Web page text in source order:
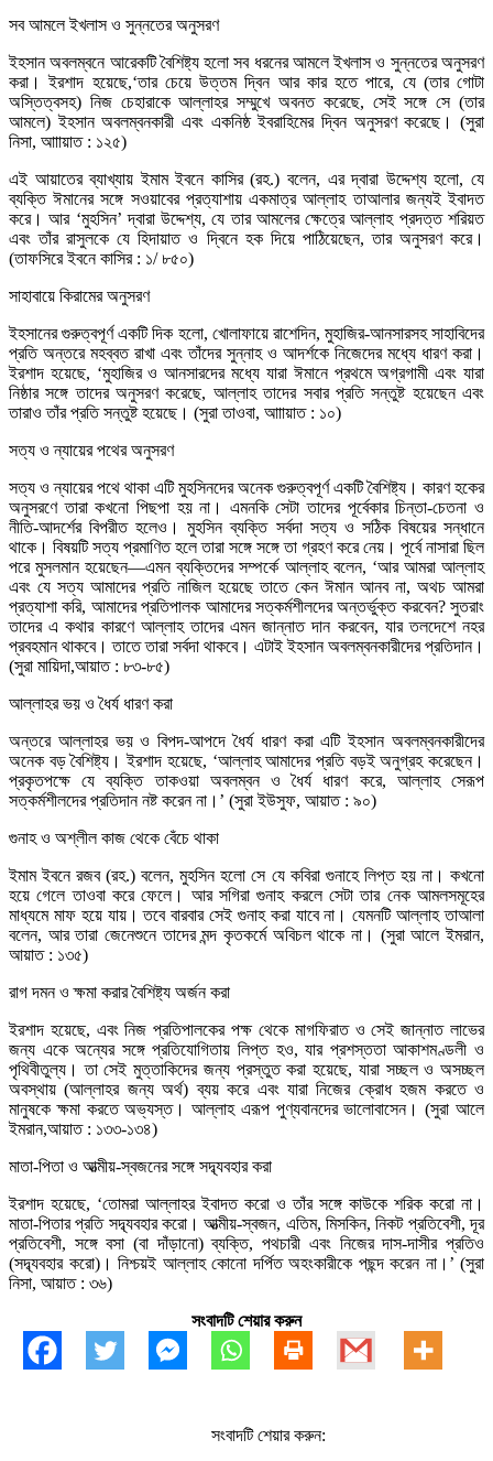
সব আমলে ইখলাস ও সুন্নতের অনুসরণ
ইহসান অবলম্বনে আরেকটি বৈশিষ্ট্য হলো সব ধরনের আমলে ইখলাস ও সুন্নতের অনুসরণ
করা। ইরশাদ হয়েছে,‘তার চেয়ে উত্তম দ্বিন আর কার হতে পারে, যে (তার গোটা
অস্তিত্বসহ) নিজ চেহারাকে আল্লাহর সম্মুখে অবনত করেছে, সেই সঙ্গে সে (তার
আমলে) ইহসান অবলম্বনকারী এবং একনিষ্ঠ ইবরাহিমের দ্বিন অনুসরণ করেছে। (সুরা
নিসা, আাায়াত : ১২৫)
এই আয়াতের ব্যাখ্যায় ইমাম ইবনে কাসির (রহ.) বলেন, এর দ্বারা উদ্দেশ্য হলো, যে
ব্যক্তি ঈমানের সঙ্গে সওয়াবের প্রত্যাশায় একমাত্র আল্লাহ তাআলার জন্যই ইবাদত
করে। আর ‘মুহসিন’ দ্বারা উদ্দেশ্য, যে তার আমলের ক্ষেত্রে আল্লাহ প্রদত্ত শরিয়ত
এবং তাঁর রাসুলকে যে হিদায়াত ও দ্বিনে হক দিয়ে পাঠিয়েছেন, তার অনুসরণ করে।
(তাফসিরে ইবনে কাসির : ১/ ৮৫০)
সাহাবায়ে কিরামের অনুসরণ
ইহসানের গুরুত্বপূর্ণ একটি দিক হলো, খোলাফায়ে রাশেদিন, মুহাজির-আনসারসহ সাহাবিদের
প্রতি অন্তরে মহব্বত রাখা এবং তাঁদের সুন্নাহ ও আদর্শকে নিজেদের মধ্যে ধারণ করা।
ইরশাদ হয়েছে, ‘মুহাজির ও আনসারদের মধ্যে যারা ঈমানে প্রথমে অগ্রগামী এবং যারা
নিষ্ঠার সঙ্গে তাদের অনুসরণ করেছে, আল্লাহ তাদের সবার প্রতি সন্তুষ্ট হয়েছেন এবং
তারাও তাঁর প্রতি সন্তুষ্ট হয়েছে। (সুরা তাওবা, আাায়াত : ১০)
সত্য ও ন্যায়ের পথের অনুসরণ
সত্য ও ন্যায়ের পথে থাকা এটি মুহসিনদের অনেক গুরুত্বপূর্ণ একটি বৈশিষ্ট্য। কারণ হকের
অনুসরণে তারা কখনো পিছপা হয় না। এমনকি সেটা তাদের পূর্বেকার চিন্তা-চেতনা ও
নীতি-আদর্শের বিপরীত হলেও। মুহসিন ব্যক্তি সর্বদা সত্য ও সঠিক বিষয়ের সন্ধানে
থাকে। বিষয়টি সত্য প্রমাণিত হলে তারা সঙ্গে সঙ্গে তা গ্রহণ করে নেয়। পূর্বে নাসারা ছিল
পরে মুসলমান হয়েছেন—এমন ব্যক্তিদের সম্পর্কে আল্লাহ বলেন, ‘আর আমরা আল্লাহ
এবং যে সত্য আমাদের প্রতি নাজিল হয়েছে তাতে কেন ঈমান আনব না, অথচ আমরা
প্রত্যাশা করি, আমাদের প্রতিপালক আমাদের সত্কর্মশীলদের অন্তর্ভুক্ত করবেন? সুতরাং
তাদের এ কথার কারণে আল্লাহ তাদের এমন জান্নাত দান করবেন, যার তলদেশে নহর
প্রবহমান থাকবে। তাতে তারা সর্বদা থাকবে। এটাই ইহসান অবলম্বনকারীদের প্রতিদান।
(সুরা মায়িদা,আয়াত : ৮৩-৮৫)
আল্লাহর ভয় ও ধৈর্য ধারণ করা
অন্তরে আল্লাহর ভয় ও বিপদ-আপদে ধৈর্য ধারণ করা এটি ইহসান অবলম্বনকারীদের
অনেক বড় বৈশিষ্ট্য। ইরশাদ হয়েছে, ‘আল্লাহ আমাদের প্রতি বড়ই অনুগ্রহ করেছেন।
প্রকৃতপক্ষে যে ব্যক্তি তাকওয়া অবলম্বন ও ধৈর্য ধারণ করে, আল্লাহ সেরূপ
সত্কর্মশীলদের প্রতিদান নষ্ট করেন না।’ (সুরা ইউসুফ, আয়াত : ৯০)
গুনাহ ও অশ্লীল কাজ থেকে বেঁচে থাকা
ইমাম ইবনে রজব (রহ.) বলেন, মুহসিন হলো সে যে কবিরা গুনাহে লিপ্ত হয় না। কখনো
হয়ে গেলে তাওবা করে ফেলে। আর সগিরা গুনাহ করলে সেটা তার নেক আমলসমূহের
মাধ্যমে মাফ হয়ে যায়। তবে বারবার সেই গুনাহ করা যাবে না। যেমনটি আল্লাহ তাআলা
বলেন, আর তারা জেনেশুনে তাদের মন্দ কৃতকর্মে অবিচল থাকে না। (সুরা আলে ইমরান,
আয়াত : ১৩৫)
রাগ দমন ও ক্ষমা করার বৈশিষ্ট্য অর্জন করা
ইরশাদ হয়েছে, এবং নিজ প্রতিপালকের পক্ষ থেকে মাগফিরাত ও সেই জান্নাত লাভের
জন্য একে অন্যের সঙ্গে প্রতিযোগিতায় লিপ্ত হও, যার প্রশস্ততা আকাশমণ্ডলী ও
পৃথিবীতুল্য। তা সেই মুত্তাকিদের জন্য প্রস্তুত করা হয়েছে, যারা সচ্ছল ও অসচ্ছল
অবস্থায় (আল্লাহর জন্য অর্থ) ব্যয় করে এবং যারা নিজের ক্রোধ হজম করতে ও
মানুষকে ক্ষমা করতে অভ্যস্ত। আল্লাহ এরূপ পুণ্যবানদের ভালোবাসেন। (সুরা আলে
ইমরান,আয়াত : ১৩৩-১৩৪)
মাতা-পিতা ও আত্মীয়-স্বজনের সঙ্গে সদ্ব্যবহার করা
ইরশাদ হয়েছে, ‘তোমরা আল্লাহর ইবাদত করো ও তাঁর সঙ্গে কাউকে শরিক করো না।
মাতা-পিতার প্রতি সদ্ব্যবহার করো। আত্মীয়-স্বজন, এতিম, মিসকিন, নিকট প্রতিবেশী, দূর
প্রতিবেশী, সঙ্গে বসা (বা দাঁড়ানো) ব্যক্তি, পথচারী এবং নিজের দাস-দাসীর প্রতিও
(সদ্ব্যবহার করো)। নিশ্চয়ই আল্লাহ কোনো দর্পিত অহংকারীকে পছন্দ করেন না।’ (সুরা
নিসা, আয়াত : ৩৬)
সংবাদটি শেয়ার করুন
সংবাদটি শেয়ার করুন: